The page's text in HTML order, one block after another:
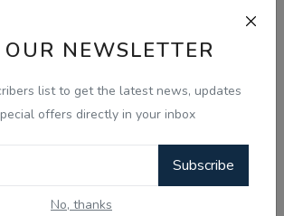
NEWSLETTER
list to get the latest news, updates
offers directly in your inbox
Subscribe
No, thanks
ਦੀ ਸੱਚੀ ਕਹਾਣੀ - Punjabi
Kahan...